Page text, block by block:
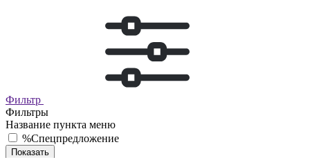
Фильтр
Фильтры
Название пункта меню
%Спецпредложение
Показать